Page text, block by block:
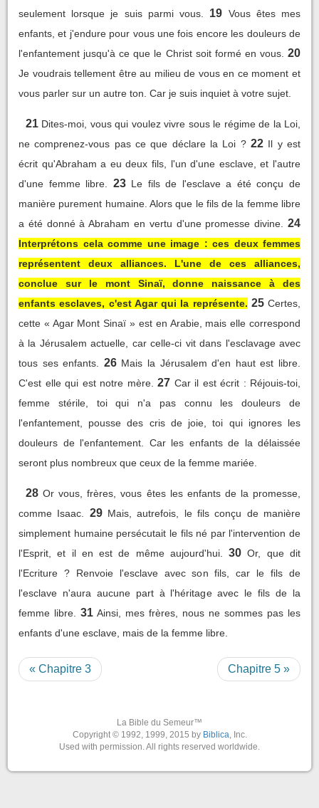
seulement lorsque je suis parmi vous.
19 Vous êtes mes
enfants, et j'endure pour vous une fois encore les douleurs de
l'enfantement jusqu'à ce que le Christ soit formé en vous. 20
Je voudrais tellement être au milieu de vous en ce moment et
vous parler sur un autre ton. Car je suis inquiet à votre sujet.
21 Dites-moi, vous qui voulez vivre sous le régime de la Loi,
ne comprenez-vous pas ce que déclare la Loi ? 22 Il y est
écrit qu'Abraham a eu deux fils, l'un d'une esclave, et l'autre
d'une femme libre.
23 Le fils de l'esclave a été conçu de
manière purement humaine. Alors que le fils de la femme libre
a été donné à Abraham en vertu d'une promesse divine.
24
Interprétons cela comme une image : ces deux femmes
représentent deux alliances. L'une de ces alliances,
conclue sur le mont Sinaï, donne naissance à des
enfants esclaves, c'est Agar qui la représente. 25 Certes,
cette « Agar Mont Sinaï » est en Arabie, mais elle correspond
à la Jérusalem actuelle, car celle-ci vit dans l'esclavage avec
tous ses enfants.
26 Mais la Jérusalem d'en haut est libre.
C'est elle qui est notre mère. 27 Car il est écrit : Réjouis-toi,
femme stérile, toi qui n'a pas connu les douleurs de
l'enfantement, pousse des cris de joie, toi qui ignores les
douleurs de l'enfantement. Car les enfants de la délaissée
seront plus nombreux que ceux de la femme mariée.
28 Or vous, frères, vous êtes les enfants de la promesse,
comme Isaac.
29 Mais, autrefois, le fils conçu de manière
simplement humaine persécutait le fils né par l'intervention de
l'Esprit, et il en est de même aujourd'hui.
30 Or, que dit
l'Ecriture ? Renvoie l'esclave avec son fils, car le fils de
l'esclave n'aura aucune part à l'héritage avec le fils de la
femme libre.
31 Ainsi, mes frères, nous ne sommes pas les
enfants d'une esclave, mais de la femme libre.
« Chapitre 3 Chapitre 5 »
La Bible du Semeur™
Copyright © 1992, 1999, 2015 by Biblica, Inc.
Used with permission. All rights reserved worldwide.